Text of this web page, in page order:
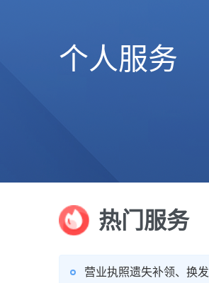
个人服务
热门服务
营业执照遗失补领、换发